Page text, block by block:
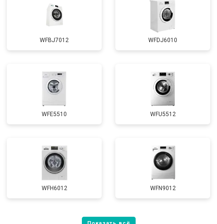
WFBJ7012 WFDJ6010
WFE5510 WFU5512
WFH6012 WFN9012